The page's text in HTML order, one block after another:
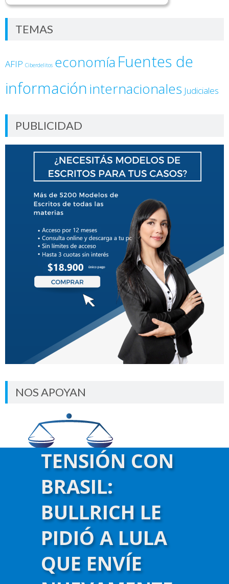
TEMAS
AFIP Ciberdelitos economía Fuentes de
informacióninternacionales Judiciales
PUBLICIDAD
NOS APOYAN
TENSIÓN CON
BRASIL:
BULLRICH LE
PIDIÓ A LULA
QUE ENVÍE